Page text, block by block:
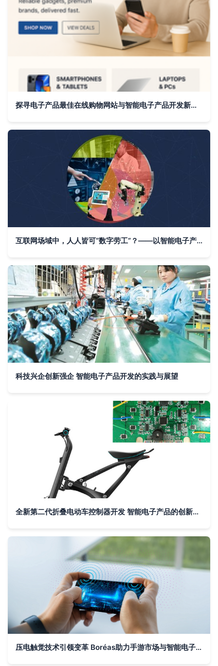
探寻电子产品最佳在线购物网站与智能电子产品开发新趋势
互联网场域中，人人皆可“数字劳工”？——以智能电子产品开发为例
科技兴企创新强企 智能电子产品开发的实践与展望
全新第二代折叠电动车控制器开发 智能电子产品的创新之路
压电触觉技术引领变革 Boréas助力手游市场与智能电子产品的非凡增长